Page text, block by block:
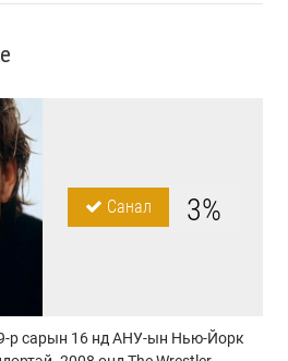
Санал 3%
р сарын 16 нд АНУ-ын Нью-Йорк